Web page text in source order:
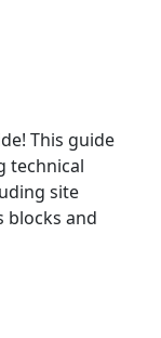
This guide
technical
site
blocks and